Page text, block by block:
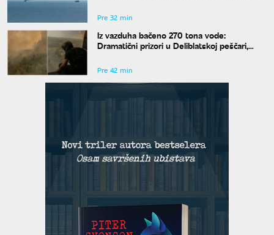
Pre 32 min
Iz vazduha bačeno 270 tona vode:
Dramatični prizori u Deliblatskoj peščari,
stihijom
Pre 42 min